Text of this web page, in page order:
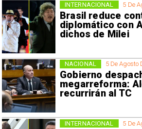
5 De
Brasil reduce
diplomático con
dichos de Milei
INTERNACIONAL
5 De Agosto
Gobierno
megarreforma:
recurrirán al TC
NACIONAL
5 De
INTERNACIONAL